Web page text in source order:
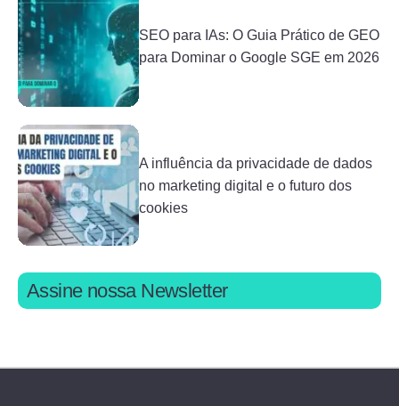
SEO para IAs: O Guia Prático de GEO
para Dominar o Google SGE em 2026
A influência da privacidade de dados
no marketing digital e o futuro dos
cookies
Assine nossa Newsletter